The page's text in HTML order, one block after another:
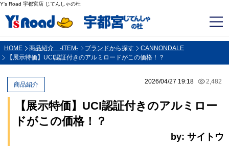
Y's Road 宇都宮店 じてんしゃの杜
HOME 商品紹介 -ITEM- ブランドから探す
CANNONDALE
【展示特価】UCI認証付きのアルミロードがこの価格！？
2026/04/27 19:18 2,482
商品紹介
【展示特価】UCI認証付きのアルミロー
ドがこの価格！？
by: サイトウ